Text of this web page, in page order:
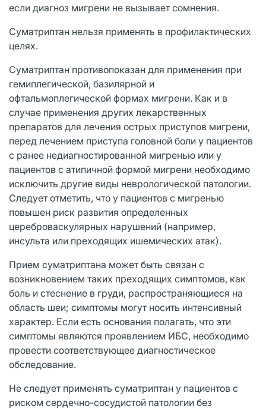
если диагноз мигрени не вызывает сомнения.
Суматриптан нельзя применять в профилактических
целях.
Суматриптан противопоказан для применения при
гемиплегической, базилярной и
офтальмоплегической формах мигрени. Как и в
случае применения других лекарственных
препаратов для лечения острых приступов мигрени,
перед лечением приступа головной боли у пациентов
с ранее недиагностированной мигренью или у
пациентов с атипичной формой мигрени необходимо
исключить другие виды неврологической патологии.
Следует отметить, что у пациентов с мигренью
повышен риск развития определенных
цереброваскулярных нарушений (например,
инсульта или преходящих ишемических атак).
Прием суматриптана может быть связан с
возникновением таких преходящих симптомов, как
боль и стеснение в груди, распространяющиеся на
область шеи; симптомы могут носить интенсивный
характер. Если есть основания полагать, что эти
симптомы являются проявлением ИБС, необходимо
провести соответствующее диагностическое
обследование.
Не следует применять суматриптан у пациентов с
риском сердечно-сосудистой патологии без